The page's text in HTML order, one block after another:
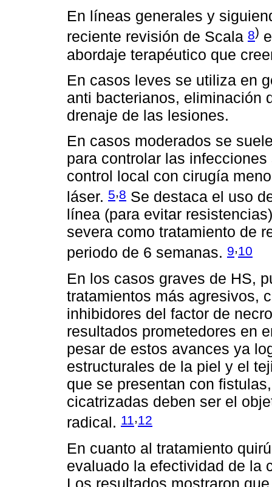
En líneas generales y
reciente revisión de Scala 8)
abordaje terapéutico que
En casos leves se utiliza en
anti bacterianos, eliminación
drenaje de las lesiones.
En casos moderados se
para controlar las
control local con cirugía
láser. 5,8 Se destaca el uso
línea (para evitar
severa como tratamiento de
periodo de 6 semanas. 9,10
En los casos graves de HS,
tratamientos más agresivos,
inhibidores del factor de
resultados prometedores en
pesar de estos avances ya
estructurales de la piel y el
que se presentan con
cicatrizadas deben ser el
radical. 11,12
En cuanto al tratamiento
evaluado la efectividad de la
Los resultados mostraron